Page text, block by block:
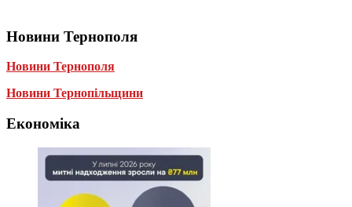
Новини Тернополя
Новини Тернополя
Новини Тернопільщини
Економіка